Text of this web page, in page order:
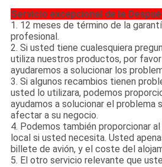
Servicio excepcional de la
1. 12 meses de término de la
profesional.
2. Si usted tiene cualesquiera
utiliza nuestros productos, por
ayudaremos a solucionar los
3. Si algunos recambios tienen
usted lo utilizara, podemos
ayudamos a solucionar el problema
afectar a su negocio.
4. Podemos también proporcionar
local si usted necesita. Usted
billete de avión, y el coste del
5. El otro servicio relevante que